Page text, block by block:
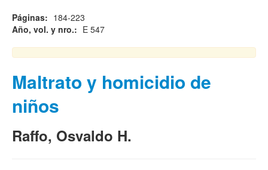
Páginas: 184-223
Año, vol. y nro.: E 547
Maltrato y homicidio de
niños
Raffo, Osvaldo H.